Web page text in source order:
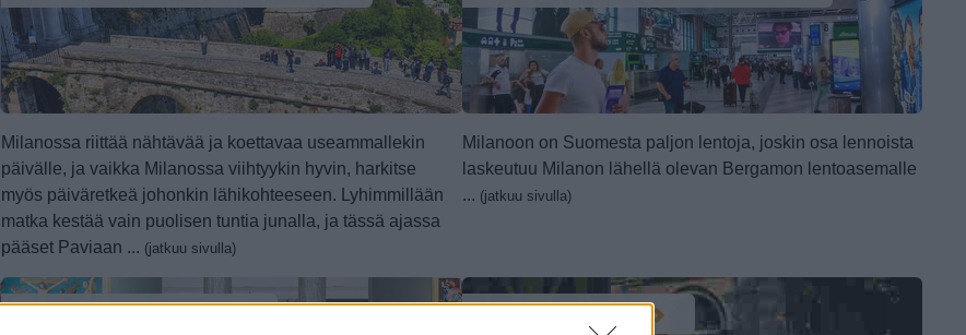
Milanossa riittää nähtävää ja koettavaa useammallekin
päivälle, ja vaikka Milanossa viihtyykin hyvin, harkitse
myös päiväretkeä johonkin lähikohteeseen. Lyhimmillään
matka kestää vain puolisen tuntia junalla, ja tässä ajassa
pääset Paviaan ... (jatkuu sivulla)
Milanoon on Suomesta paljon lentoja, joskin osa lennoista
laskeutuu Milanon lähellä olevan Bergamon lentoasemalle
... (jatkuu sivulla)